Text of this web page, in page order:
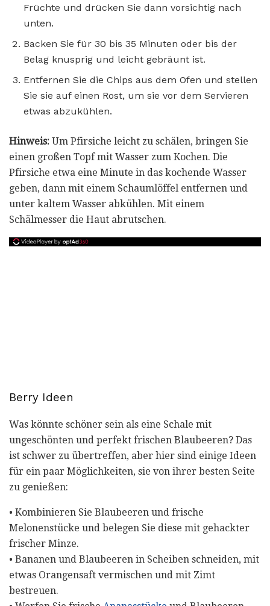
Früchte und drücken Sie dann vorsichtig nach
unten.
Backen Sie für 30 bis 35 Minuten oder bis der
Belag knusprig und leicht gebräunt ist.
Entfernen Sie die Chips aus dem Ofen und stellen
Sie sie auf einen Rost, um sie vor dem Servieren
etwas abzukühlen.
Hinweis: Um Pfirsiche leicht zu schälen, bringen Sie
einen großen Topf mit Wasser zum Kochen. Die
Pfirsiche etwa eine Minute in das kochende Wasser
geben, dann mit einem Schaumlöffel entfernen und
unter kaltem Wasser abkühlen. Mit einem
Schälmesser die Haut abrutschen.
Berry Ideen
Was könnte schöner sein als eine Schale mit
ungeschönten und perfekt frischen Blaubeeren? Das
ist schwer zu übertreffen, aber hier sind einige Ideen
für ein paar Möglichkeiten, sie von ihrer besten Seite
zu genießen:
• Kombinieren Sie Blaubeeren und frische
Melonenstücke und belegen Sie diese mit gehackter
frischer Minze.
• Bananen und Blaubeeren in Scheiben schneiden, mit
etwas Orangensaft vermischen und mit Zimt
bestreuen.